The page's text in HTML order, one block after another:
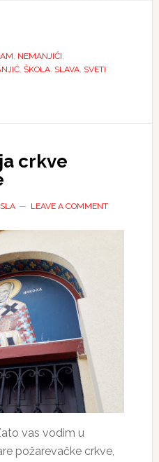
, NEMANJIĆI,
, ŠKOLA, SLAVA, SVETI
crkve
LEAVE A COMMENT
vas vodim u
požarevačke crkve,